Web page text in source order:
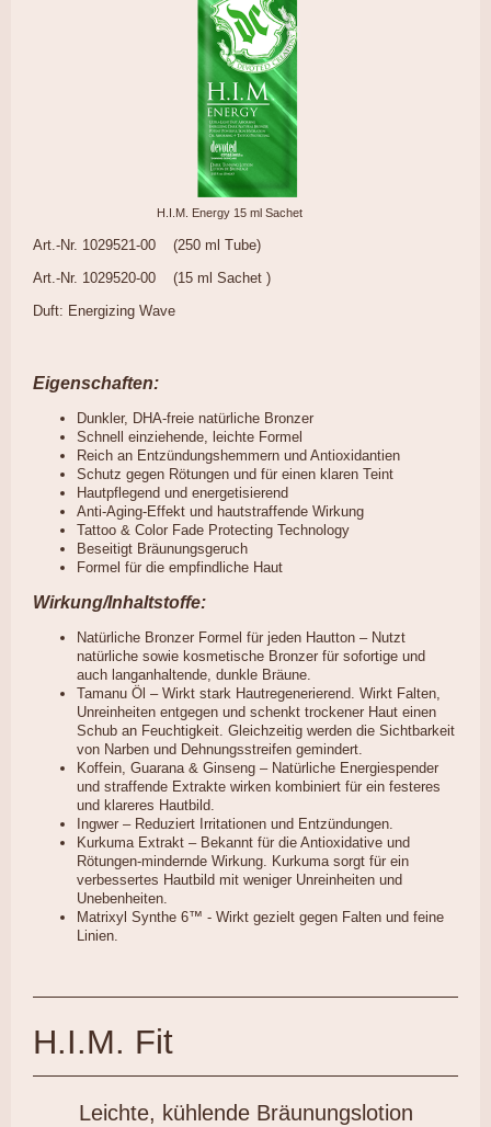
H.I.M. Energy 15 ml Sachet
Art.-Nr. 1029521-00 (250 ml Tube)
Art.-Nr. 1029520-00 (15 ml Sachet )
Duft: Energizing Wave
Eigenschaften:
Dunkler, DHA-freie natürliche Bronzer
Schnell einziehende, leichte Formel
Reich an Entzündungshemmern und Antioxidantien
Schutz gegen Rötungen und für einen klaren Teint
Hautpflegend und energetisierend
Anti-Aging-Effekt und hautstraffende Wirkung
Tattoo & Color Fade Protecting Technology
Beseitigt Bräunungsgeruch
Formel für die empfindliche Haut
Wirkung/Inhaltstoffe:
Natürliche Bronzer Formel für jeden Hautton – Nutzt
natürliche sowie kosmetische Bronzer für sofortige und
auch langanhaltende, dunkle Bräune.
Tamanu Öl – Wirkt stark Hautregenerierend. Wirkt Falten,
Unreinheiten entgegen und schenkt trockener Haut einen
Schub an Feuchtigkeit. Gleichzeitig werden die Sichtbarkeit
von Narben und Dehnungsstreifen gemindert.
Koffein, Guarana & Ginseng – Natürliche Energiespender
und straffende Extrakte wirken kombiniert für ein festeres
und klareres Hautbild.
Ingwer – Reduziert Irritationen und Entzündungen.
Kurkuma Extrakt – Bekannt für die Antioxidative und
Rötungen-mindernde Wirkung. Kurkuma sorgt für ein
verbessertes Hautbild mit weniger Unreinheiten und
Unebenheiten.
Matrixyl Synthe 6™ - Wirkt gezielt gegen Falten und feine
Linien.
H.I.M. Fit
Leichte, kühlende Bräunungslotion